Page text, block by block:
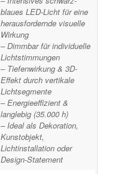
blaues LED-Licht für eine
herausfordernde visuelle
Wirkung
– Dimmbar für individuelle
Lichtstimmungen
– Tiefenwirkung & 3D-
Effekt durch vertikale
Lichtsegmente
– Energieeffizient &
langlebig (35.000 h)
– Ideal als Dekoration,
Kunstobjekt,
Lichtinstallation oder
Design-Statement